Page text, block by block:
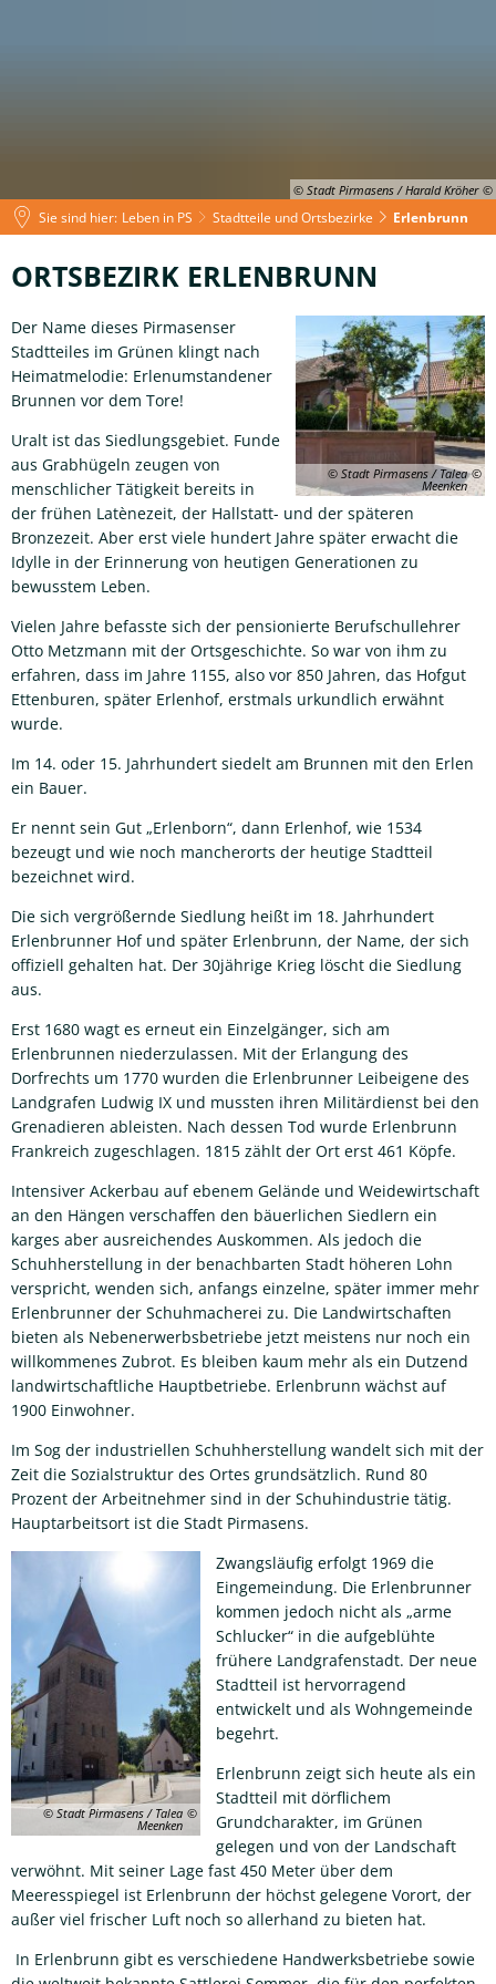
© Stadt Pirmasens / Harald Kröher
Sie sind hier: Leben in PS Stadtteile und Ortsbezirke Erlenbrunn
Erlenbrunn
ORTSBEZIRK ERLENBRUNN
© Stadt Pirmasens / Talea
Meenken
Der Name dieses Pirmasenser
Stadtteiles im Grünen klingt nach
Heimatmelodie: Erlenumstandener
Brunnen vor dem Tore!
Uralt ist das Siedlungsgebiet. Funde
aus Grabhügeln zeugen von
menschlicher Tätigkeit bereits in
der frühen Latènezeit, der Hallstatt- und der späteren
Bronzezeit. Aber erst viele hundert Jahre später erwacht die
Idylle in der Erinnerung von heutigen Generationen zu
bewusstem Leben.
Vielen Jahre befasste sich der pensionierte Berufschullehrer
Otto Metzmann mit der Ortsgeschichte. So war von ihm zu
erfahren, dass im Jahre 1155, also vor 850 Jahren, das Hofgut
Ettenburen, später Erlenhof, erstmals urkundlich erwähnt
wurde.
Im 14. oder 15. Jahrhundert siedelt am Brunnen mit den Erlen
ein Bauer.
Er nennt sein Gut „Erlenborn“, dann Erlenhof, wie 1534
bezeugt und wie noch mancherorts der heutige Stadtteil
bezeichnet wird.
Die sich vergrößernde Siedlung heißt im 18. Jahrhundert
Erlenbrunner Hof und später Erlenbrunn, der Name, der sich
offiziell gehalten hat. Der 30jährige Krieg löscht die Siedlung
aus.
Erst 1680 wagt es erneut ein Einzelgänger, sich am
Erlenbrunnen niederzulassen. Mit der Erlangung des
Dorfrechts um 1770 wurden die Erlenbrunner Leibeigene des
Landgrafen Ludwig IX und mussten ihren Militärdienst bei den
Grenadieren ableisten. Nach dessen Tod wurde Erlenbrunn
Frankreich zugeschlagen. 1815 zählt der Ort erst 461 Köpfe.
Intensiver Ackerbau auf ebenem Gelände und Weidewirtschaft
an den Hängen verschaffen den bäuerlichen Siedlern ein
karges aber ausreichendes Auskommen. Als jedoch die
Schuhherstellung in der benachbarten Stadt höheren Lohn
verspricht, wenden sich, anfangs einzelne, später immer mehr
Erlenbrunner der Schuhmacherei zu. Die Landwirtschaften
bieten als Nebenerwerbsbetriebe jetzt meistens nur noch ein
willkommenes Zubrot. Es bleiben kaum mehr als ein Dutzend
landwirtschaftliche Hauptbetriebe. Erlenbrunn wächst auf
1900 Einwohner.
Im Sog der industriellen Schuhherstellung wandelt sich mit der
Zeit die Sozialstruktur des Ortes grundsätzlich. Rund 80
Prozent der Arbeitnehmer sind in der Schuhindustrie tätig.
Hauptarbeitsort ist die Stadt Pirmasens.
© Stadt Pirmasens / Talea
Meenken
Zwangsläufig erfolgt 1969 die
Eingemeindung. Die Erlenbrunner
kommen jedoch nicht als „arme
Schlucker“ in die aufgeblühte
frühere Landgrafenstadt. Der neue
Stadtteil ist hervorragend
entwickelt und als Wohngemeinde
begehrt.
Erlenbrunn zeigt sich heute als ein
Stadtteil mit dörflichem
Grundcharakter, im Grünen
gelegen und von der Landschaft
verwöhnt. Mit seiner Lage fast 450 Meter über dem
Meeresspiegel ist Erlenbrunn der höchst gelegene Vorort, der
außer viel frischer Luft noch so allerhand zu bieten hat.
In Erlenbrunn gibt es verschiedene Handwerksbetriebe sowie